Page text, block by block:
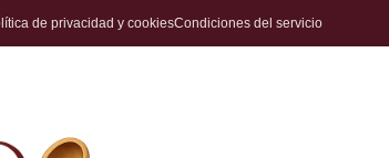
de privacidad y cookiesCondiciones del servicio